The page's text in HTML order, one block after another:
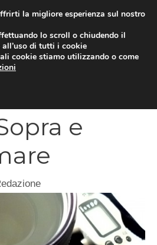
Porto
e
la migliore esperienza sul nostro
lo scroll o chiudendo il
di tutti i cookie
cookie stiamo utilizzando o come